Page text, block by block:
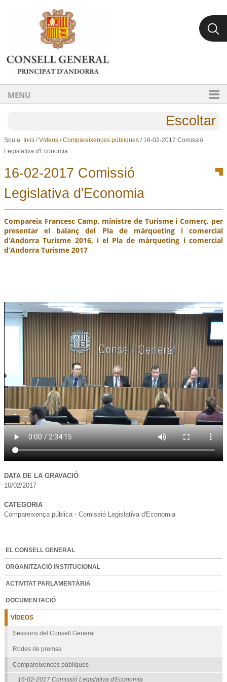
Ves al contingut.
Salta a la navegació
MENU
Escoltar
Sou a: Inici /Vídeos /Compareixences públiques / 16-02-2017 Comissió
Legislativa d'Economia
16-02-2017 Comissió
Legislativa d'Economia
Compareix Francesc Camp, ministre de Turisme i Comerç, per
presentar el balanç del Pla de màrqueting i comercial
d’Andorra Turisme 2016, i el Pla de màrqueting i comercial
d’Andorra Turisme 2017
DATA DE LA GRAVACIÓ
16/02/2017
CATEGORIA
Compareixença pública - Comissió Legislativa d'Economia
EL CONSELL GENERAL
ORGANITZACIÓ INSTITUCIONAL
ACTIVITAT PARLAMENTÀRIA
DOCUMENTACIÓ
VÍDEOS
Sessions del Consell General
Rodes de premsa
Compareixences públiques
16-02-2017 Comissió Legislativa d'Economia